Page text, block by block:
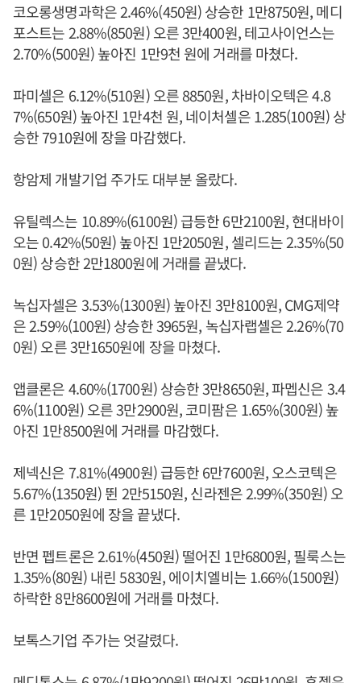
코오롱생명과학은 2.46%(450원) 상승한 1만8750원, 메디
포스트는 2.88%(850원) 오른 3만400원, 테고사이언스는
2.70%(500원) 높아진 1만9천 원에 거래를 마쳤다.
파미셀은 6.12%(510원) 오른 8850원, 차바이오텍은 4.8
7%(650원) 높아진 1만4천 원, 네이처셀은 1.285(100원) 상
승한 7910원에 장을 마감했다.
항암제 개발기업 주가도 대부분 올랐다.
유틸렉스는 10.89%(6100원) 급등한 6만2100원, 현대바이
오는 0.42%(50원) 높아진 1만2050원, 셀리드는 2.35%(50
0원) 상승한 2만1800원에 거래를 끝냈다.
녹십자셀은 3.53%(1300원) 높아진 3만8100원, CMG제약
은 2.59%(100원) 상승한 3965원, 녹십자랩셀은 2.26%(70
0원) 오른 3만1650원에 장을 마쳤다.
앱클론은 4.60%(1700원) 상승한 3만8650원, 파멥신은 3.4
6%(1100원) 오른 3만2900원, 코미팜은 1.65%(300원) 높
아진 1만8500원에 거래를 마감했다.
제넥신은 7.81%(4900원) 급등한 6만7600원, 오스코텍은
5.67%(1350원) 뛴 2만5150원, 신라젠은 2.99%(350원) 오
른 1만2050원에 장을 끝냈다.
반면 펩트론은 2.61%(450원) 떨어진 1만6800원, 필룩스는
1.35%(80원) 내린 5830원, 에이치엘비는 1.66%(1500원)
하락한 8만8600원에 거래를 마쳤다.
보톡스기업 주가는 엇갈렸다.